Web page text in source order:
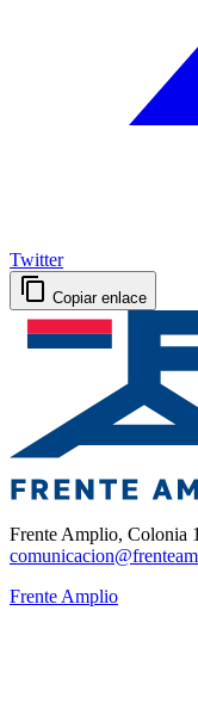
Twitter
Copiar enlace
Frente Amplio, Colonia
Frente Amplio